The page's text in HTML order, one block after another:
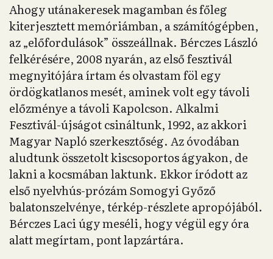
Ahogy utánakeresek magamban és főleg
kiterjesztett memóriámban, a számítógépben,
az „előfordulások” összeállnak. Bérczes László
felkérésére, 2008 nyarán, az első fesztivál
megnyitójára írtam és olvastam föl egy
ördögkatlanos mesét, aminek volt egy távoli
előzménye a távoli Kapolcson. Alkalmi
Fesztivál-újságot csináltunk, 1992, az akkori
Magyar Napló szerkesztőség. Az óvodában
aludtunk összetolt kiscsoportos ágyakon, de
lakni a kocsmában laktunk. Ekkor íródott az
első nyelvhús-prózám Somogyi Győző
balatonszelvénye, térkép-részlete apropójából.
Bérczes Laci úgy meséli, hogy végül egy óra
alatt megírtam, pont lapzártára.